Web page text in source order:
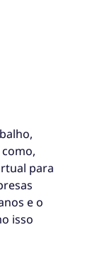
para
e o
isso